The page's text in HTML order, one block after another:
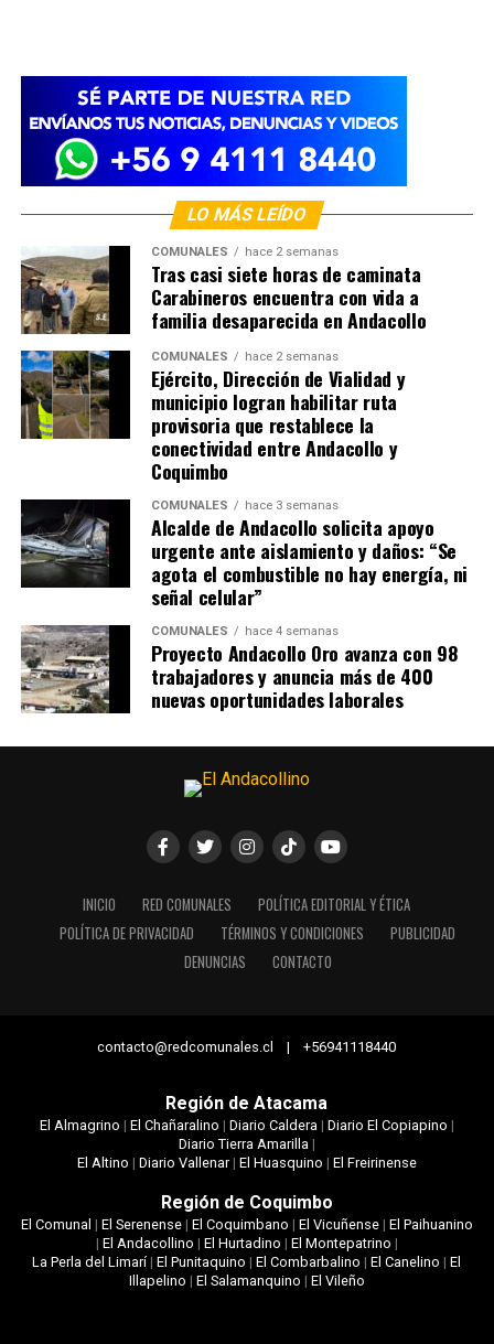
LO MÁS LEÍDO
COMUNALES hace 2 semanas
Tras casi siete horas de caminata
Carabineros encuentra con vida a
familia desaparecida en Andacollo
COMUNALES hace 2 semanas
Ejército, Dirección de Vialidad y
municipio logran habilitar ruta
provisoria que restablece la
conectividad entre Andacollo y
Coquimbo
COMUNALES hace 3 semanas
Alcalde de Andacollo solicita apoyo
urgente ante aislamiento y daños: “Se
agota el combustible no hay energía, ni
señal celular”
COMUNALES hace 4 semanas
Proyecto Andacollo Oro avanza con 98
trabajadores y anuncia más de 400
nuevas oportunidades laborales
INICIO RED COMUNALES
POLÍTICA EDITORIAL Y ÉTICA
POLÍTICA DE PRIVACIDAD
TÉRMINOS Y CONDICIONES
PUBLICIDAD
DENUNCIAS
CONTACTO
contacto@redcomunales.cl | +56941118440
Región de Atacama
El Almagrino | El Chañaralino | Diario Caldera| Diario El Copiapino |
Diario Tierra Amarilla|
El Altino | Diario Vallenar| El Huasquino | El Freirinense
Región de Coquimbo
El Comunal | El Serenense| El Coquimbano | El Vicuñense| El Paihuanino
| El Andacollino | El Hurtadino | El Montepatrino |
La Perla del Limarí|El Punitaquino |El Combarbalino |El Canelino |El
Illapelino | El Salamanquino | El Vileño